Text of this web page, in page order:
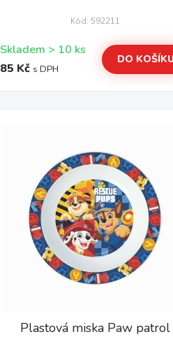
Kód: 592211
Skladem > 10 ks
85 Kč s DPH
DO
Plastová miska Paw patrol